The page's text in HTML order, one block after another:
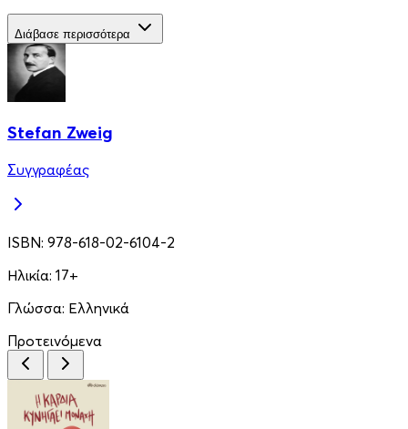
Διάβασε περισσότερα
Stefan Zweig
Συγγραφέας
ISBN: 978-618-02-6104-2
Ηλικία: 17+
Γλώσσα: Ελληνικά
Προτεινόμενα